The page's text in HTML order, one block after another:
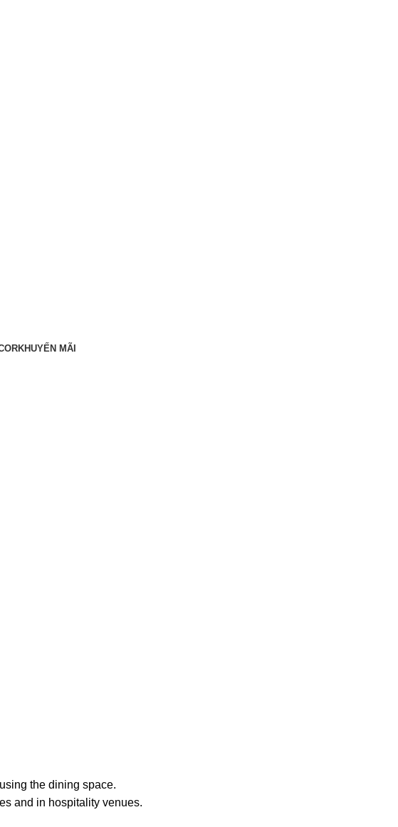
KHUYẾN MÃI
the dining space.
and in hospitality venues.‎